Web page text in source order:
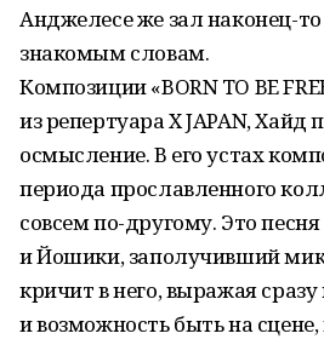
Анджелесе же зал наконец-
знакомым словам.
Композиции «BORN TO BE
из репертуара X JAPAN, Хайд
осмысление. В его устах
периода прославленного
совсем по-другому. Это песня
и Йошики, заполучивший
кричит в него, выражая
и возможность быть на